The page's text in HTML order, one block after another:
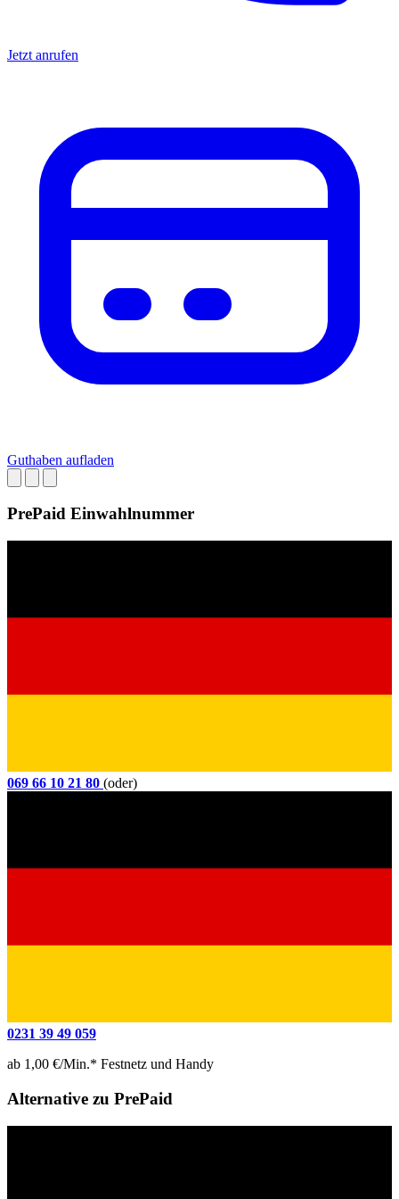
Jetzt anrufen
Guthaben aufladen
PrePaid Einwahlnummer
069 66 10 21 80 (oder)
0231 39 49 059
ab 1,00 €/Min.* Festnetz und Handy
Alternative zu PrePaid